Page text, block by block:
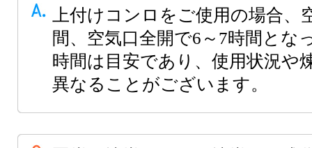
上付けコンロをご使用の場合、
間、空気口全開で6～7時間と
時間は目安であり、使用状況や
異なることがございます。